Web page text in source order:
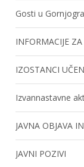
Gosti u
INFORMACIJE
IZOSTANCI
Izvannastavne
JAVNA OBJAVA
JAVNI POZIVI